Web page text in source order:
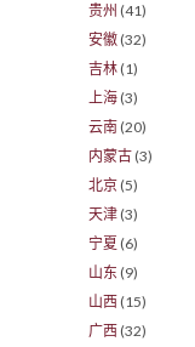
贵州 (41)
安徽 (32)
吉林 (1)
上海 (3)
云南 (20)
内蒙古 (3)
北京 (5)
天津 (3)
宁夏 (6)
山东 (9)
山西 (15)
广西 (32)